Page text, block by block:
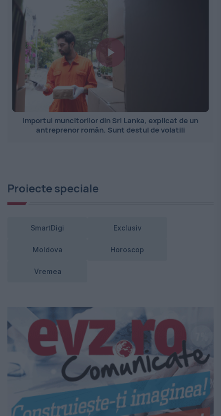
Importul muncitorilor din Sri Lanka, explicat de un
antreprenor român. Sunt destul de volatili
Proiecte speciale
SmartDigi Exclusiv
Moldova Horoscop
Vremea